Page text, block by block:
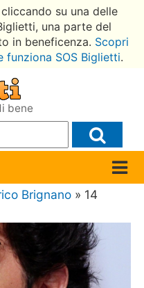
su una delle
una parte del
in beneficenza. Scopri
funziona SOS Biglietti.
bene
Brignano » 14